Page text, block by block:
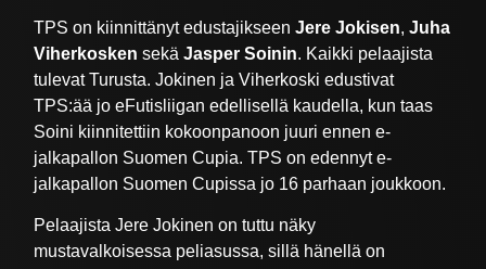
TPS on kiinnittänyt edustajikseenJere Jokisen,Juha
Viherkosken sekäJasper Soinin. Kaikki pelaajista
tulevat Turusta. Jokinen ja Viherkoski edustivat
TPS:ää jo eFutisliigan edellisellä kaudella, kun taas
Soini kiinnitettiin kokoonpanoon juuri ennen e-
jalkapallon Suomen Cupia. TPS on edennyt e-
jalkapallon Suomen Cupissa jo 16 parhaan joukkoon.
Pelaajista Jere Jokinen on tuttu näky
mustavalkoisessa peliasussa, sillä hänellä on